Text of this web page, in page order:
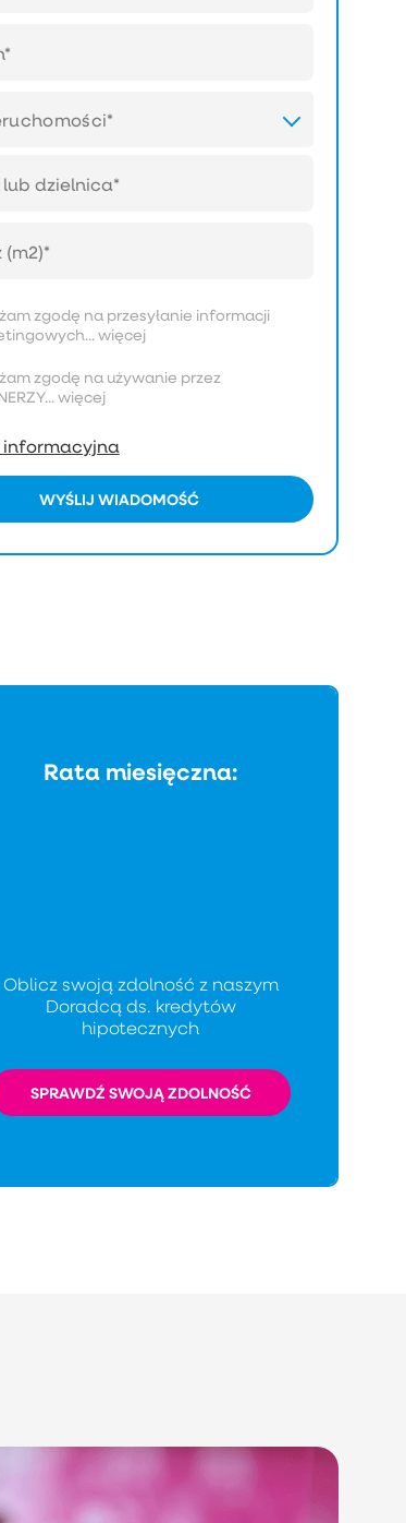
zgodę na przesyłanie informacji
więcej
zgodę na używanie przez
więcej
informacyjna
WYŚLIJ WIADOMOŚĆ
Rata miesięczna:
Oblicz swoją zdolność z naszym
Doradcą ds. kredytów
hipotecznych
SPRAWDŹ SWOJĄ ZDOLNOŚĆ